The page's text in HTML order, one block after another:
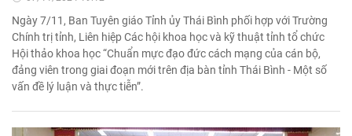
Ngày 7/11, Ban Tuyên giáo Tỉnh ủy Thái Bình phối hợp với Trường
Chính trị tỉnh, Liên hiệp Các hội khoa học và kỹ thuật tỉnh tổ chức
Hội thảo khoa học “Chuẩn mực đạo đức cách mạng của cán bộ,
đảng viên trong giai đoạn mới trên địa bàn tỉnh Thái Bình - Một số
vấn đề lý luận và thực tiễn”.